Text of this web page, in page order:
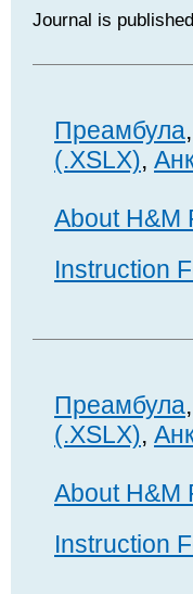
Journal is
Преамбула,
(.XSLX),
About H&M
Instruction
Преамбула,
(.XSLX),
About H&M
Instruction